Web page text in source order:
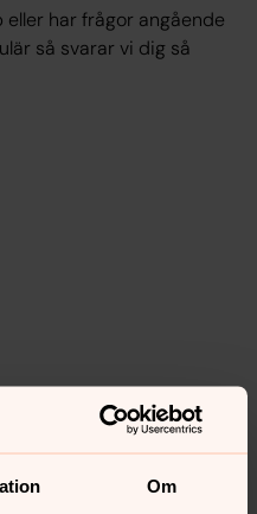
Om
har frågor angående
så svarar vi dig så
på sidans